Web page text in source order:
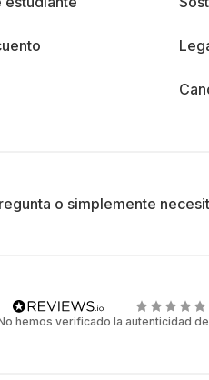
o simplemente
hemos verificado la autenticidad